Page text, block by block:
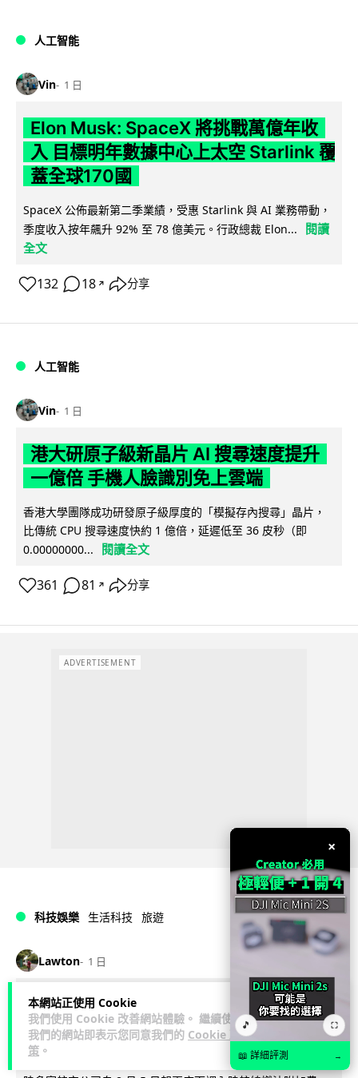
本網站正使用 Cookie
我們使用 Cookie 改善網站體驗。 繼續使用
我們的網站即表示您同意我們的 Cookie 政
策 。
人工智能
Vin 1 日
Elon Musk: SpaceX 將挑戰萬億年收
入 目標明年數據中心上太空 Starlink 覆
蓋全球170國
SpaceX 公佈最新第二季業績，受惠 Starlink 與 AI 業務帶動，
季度收入按年飆升 92% 至 78 億美元。行政總裁 Elon...
閱讀
全文
132 18 ↗ 分享
人工智能
Vin 1 日
港大研原子級新晶片 AI 搜尋速度提升
一億倍 手機人臉識別免上雲端
香港大學團隊成功研發原子級厚度的「模擬存內搜尋」晶片，
比傳統 CPU 搜尋速度快約 1 億倍，延遲低至 36 皮秒（即
0.00000000...
閱讀全文
361 81 ↗ 分享
ADVERTISEMENT
科技娛樂 生活科技 旅遊
Lawton 1 日
中國大陸航線燃油附加費今日再降 連續
3 個月下調
【中國大陸連續 3 個月減附加費，相反香港不斷加價】中國大
×
🎵 ⛶
📖 詳細評測 →